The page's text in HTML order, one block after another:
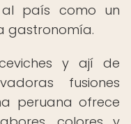
al país como un
gastronomía.
y ají de
fusiones
peruana ofrece